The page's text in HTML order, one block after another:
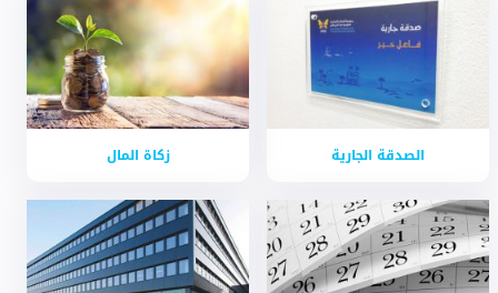
الصدقة الجارية زكاة المال